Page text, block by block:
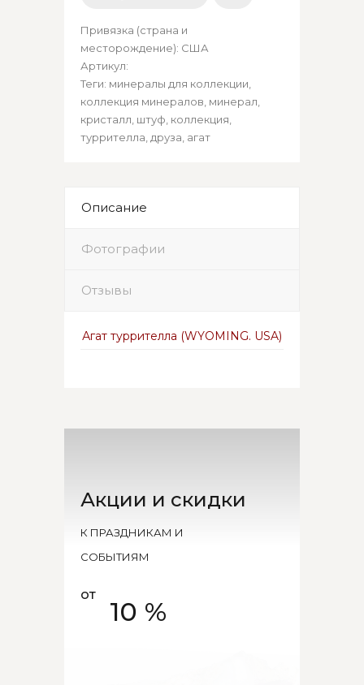
Привязка (страна и
месторождение): США
Артикул:
Теги: минералы для коллекции
коллекция минералов минерал
кристалл штуф коллекция
туррителла друза агат
Описание
Фотографии
Отзывы
Агат туррителла (WYOMING. USA)
Акции и скидки
К ПРАЗДНИКАМ И
СОБЫТИЯМ
от
10 %